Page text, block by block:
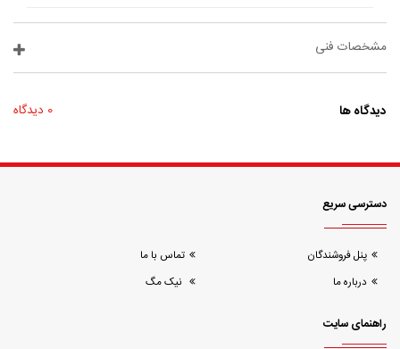
مشخصات فنی
دیدگاه ها 0 دیدگاه
دسترسی سریع
پنل فروشندگان
تماس با ما
درباره ما
نیک مگ
راهنمای سایت